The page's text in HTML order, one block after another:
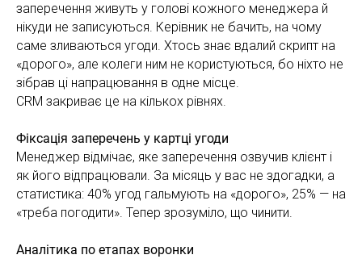
заперечення живуть у голові кожного менеджера й
нікуди не записуються. Керівник не бачить, на чому
саме зливаються угоди. Хтось знає вдалий скрипт на
«дорого», але колеги ним не користуються, бо ніхто не
зібрав ці напрацювання в одне місце.
CRM закриває це на кількох рівнях.
Фіксація заперечень у картці угоди
Менеджер відмічає, яке заперечення озвучив клієнт і
як його відпрацювали. За місяць у вас не здогадки, а
статистика: 40% угод гальмують на «дорого», 25% — на
«треба погодити». Тепер зрозуміло, що чинити.
Аналітика по етапах воронки